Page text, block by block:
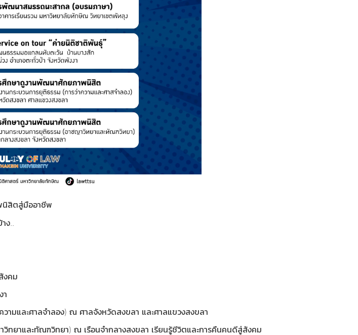
นิสิตสู่มืออาชีพ
..
งคม
า
มและศาลจำลอง) ณ ศาลจังหวัดสงขลา และศาลแขวงสงขลา
ยาและทัณฑวิทยา) ณ เรือนจำกลางสงขลา เรียนรู้ชีวิตและการคืนคนดีสู่สังคม